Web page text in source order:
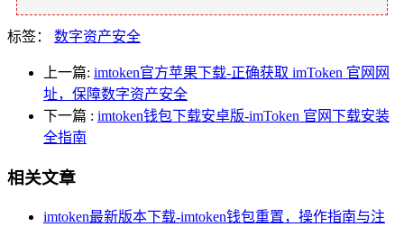
标签： 数字资产安全
上一篇: imtoken官方苹果下载-正确获取 imToken 官网网
址，保障数字资产安全
下一篇 : imtoken钱包下载安卓版-imToken 官网下载安装
全指南
相关文章
imtoken最新版本下载-imtoken钱包重置，操作指南与注